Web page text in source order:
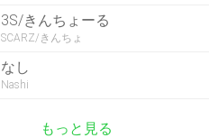
3S/きんちょーる
SCARZ/きんちょ
なし
Nashi
もっと見る